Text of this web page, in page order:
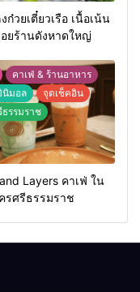
ก๋วยเตี๋ยวเรือ เนื้อเน้น
ยร้านดังหาดใหญ่
คาเฟ่ & ร้านอาหาร
นิมอล
จุดเช็คอิน
รรมราช
Layers คาเฟ่ ใน
รศรีธรรมราช